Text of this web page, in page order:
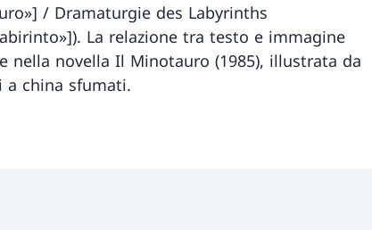
/ Dramaturgie des Labyrinths
La relazione tra testo e immagine
nella novella Il Minotauro (1985), illustrata da
a china sfumati.